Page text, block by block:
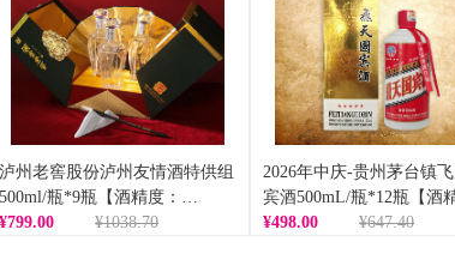
泸州老窖股份泸州友情酒特供组
500ml/瓶*9瓶【酒精度：
52%vol】（BD）
¥799.00 ¥1038.70
2026年中庆-贵州茅台镇飞
宾酒500mL/瓶*12瓶【酒
53%vol】（ZG）
¥498.00 ¥647.40